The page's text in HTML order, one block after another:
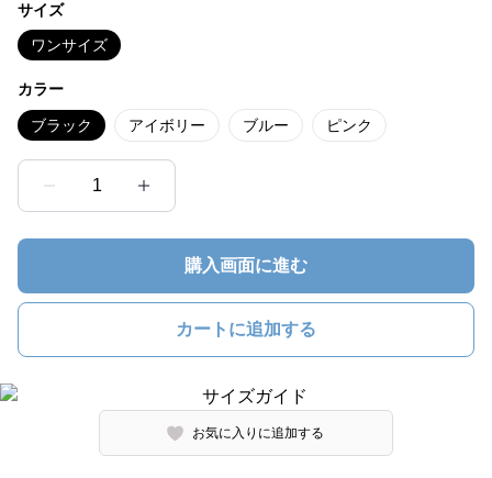
サイズ
ワンサイズ
カラー
ブラック アイボリー ブルー ピンク
1
購入画面に進む
カートに追加する
お気に入りに追加する